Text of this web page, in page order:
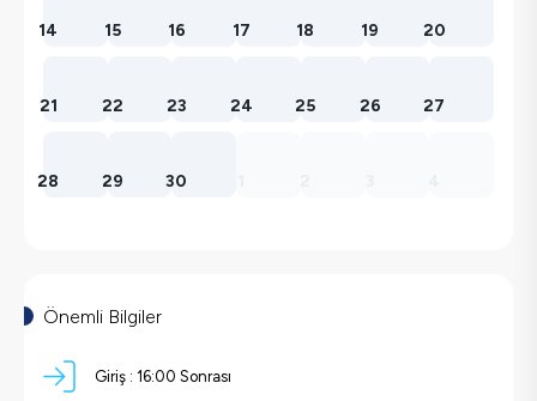
14 15 16 17 18 19 20
21 22 23 24 25 26 27
28 29 30
Önemli Bilgiler
Giriş : 16:00 Sonrası